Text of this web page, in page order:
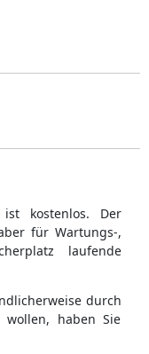
kostenlos. Der
für Wartungs-,
laufende
durch
haben Sie